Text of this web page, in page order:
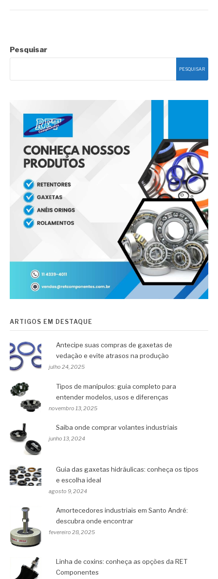
Pesquisar
PESQUISAR
ARTIGOS EM DESTAQUE
Antecipe suas compras de gaxetas de
vedação e evite atrasos na produção
julho 24, 2025
Tipos de manípulos: guia completo para
entender modelos, usos e diferenças
novembro 13, 2025
Saiba onde comprar volantes industriais
junho 13, 2024
Guia das gaxetas hidráulicas: conheça os tipos
e escolha ideal
agosto 9, 2024
Amortecedores industriais em Santo André:
descubra onde encontrar
fevereiro 28, 2025
Linha de coxins: conheça as opções da RET
Componentes